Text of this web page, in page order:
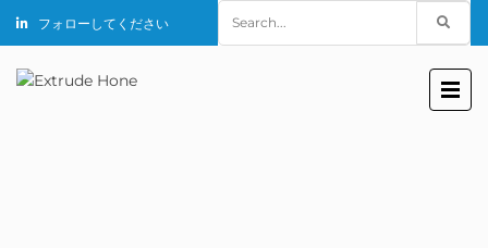
フォローしてください
for: